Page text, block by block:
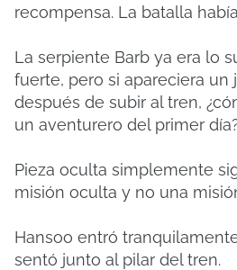
recompensa. La batalla
La serpiente Barb ya era lo
fuerte, pero si apareciera un
después de subir al tren,
un aventurero del primer
Pieza oculta simplemente
misión oculta y no una
Hansoo entró
sentó junto al pilar del tren.